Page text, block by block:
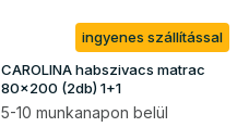
ingyenes szállítással
CAROLINA habszivacs matrac
80x200 (2db) 1+1
5-10 munkanapon belül